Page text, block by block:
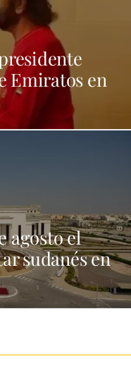
Emiratos en
agosto el
sudanés en